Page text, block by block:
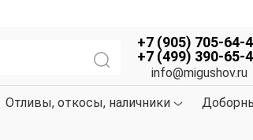
+7 (905) 705-64-
+7 (499) 390-65-
info@migushov.ru
Отливы, откосы, наличники